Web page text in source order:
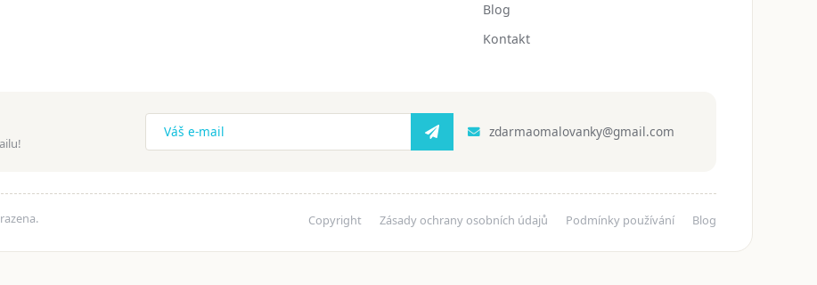
Blog
Kontakt
zdarmaomalovanky@gmail.com
Copyright Zásady ochrany osobních údajů Podmínky používání Blog